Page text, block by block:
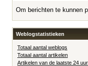
Om berichten te kunnen
Weblogstatistieken
Totaal aantal weblogs
Totaal aantal artikelen
Artikelen van de laatste 24 uur